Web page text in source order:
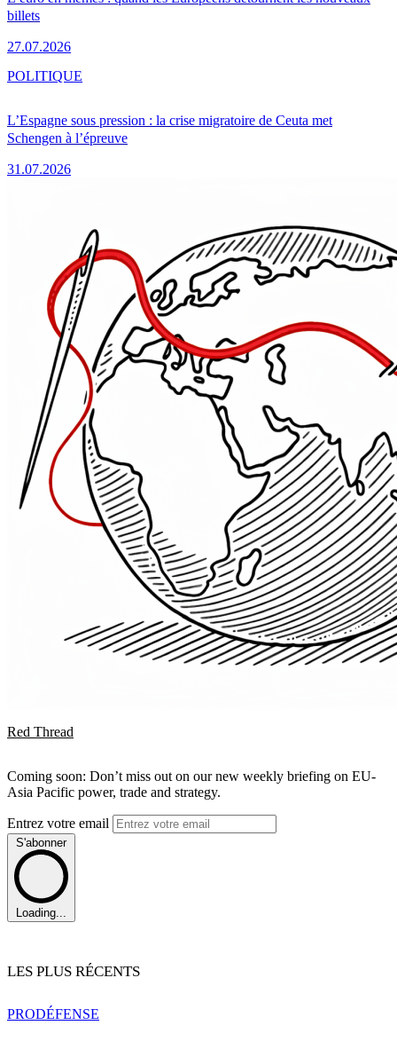
billets
27.07.2026
L’Espagne sous pression : la crise migratoire de Ceuta met
Schengen à l’épreuve
31.07.2026
POLITIQUE
Red Thread
Coming soon: Don’t miss out on our new weekly briefing on EU-
Asia Pacific power, trade and strategy.
Entrez votre email
S'abonner
Loading...
LES PLUS RÉCENTS
PRODÉFENSE